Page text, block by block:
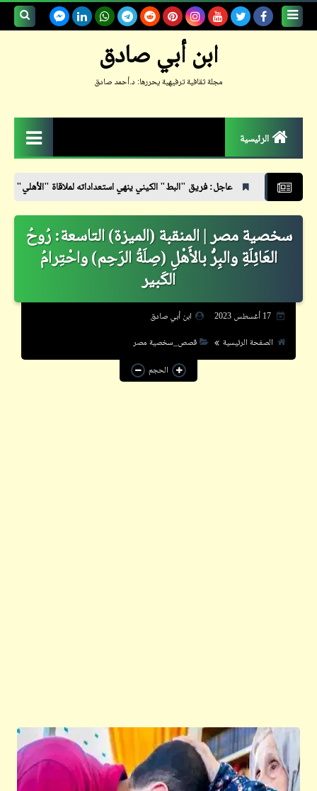
ابن أبي صادق
مجلة ثقافية ترفيهية يحررها: د.أحمد صادق
الرئيسية
حكم
حواديت
حوار
خبر
سؤال
شعر
عاجل: فريق "البط" الكيني ينهي استعداداته لملاقاة "الأهلي" بعد تخطّينا
سخصية مصر | المنقبة (الميزة) التاسعة: رُوحُ
العَائِلَةِ والبِرُّ بالأَهْلِ (صِلَةُ الرَحِم) واحْتِرامُ
الكَبير
17 أغسطس 2023
ابن أبي صادق
الصفحة الرئيسية
قصص_سخصية مصر
الحجم